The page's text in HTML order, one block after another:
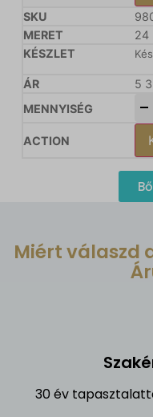
24
5
Miért válaszd
30 év